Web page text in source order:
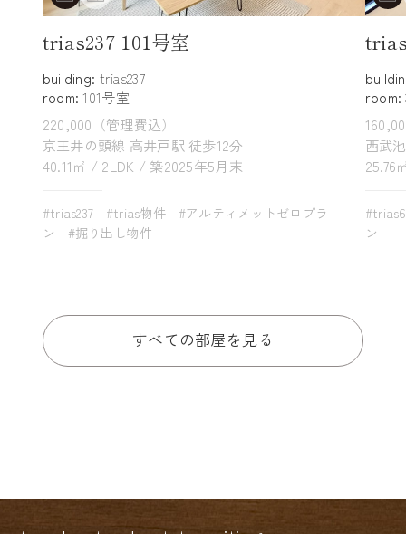
trias237 101号室
building: trias237
room: 101号室
220,000（管理費込）
京王井の頭線 高井戸駅 徒歩12分
40.11㎡ / 2LDK / 築2025年5月末
#trias237 #trias物件
#アルティメットゼロプラ
ン
#掘り出し物件
room:
西武
25.76
ン
すべての部屋を見る